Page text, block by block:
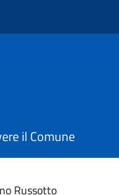
il Comune
Russotto